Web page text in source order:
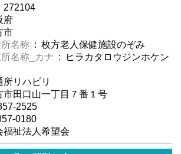
272104
府
市
名称 : 枚方老人保健施設のぞみ
名称_カナ : ヒラカタロウジンホケン
所リハビリ
田口山一丁目７番１号
2525
0180
福祉法人希望会